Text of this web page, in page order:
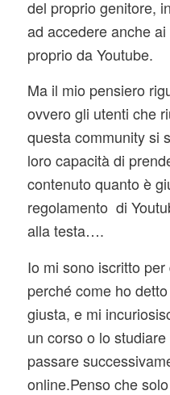
del proprio genitore,
ad accedere anche
proprio da Youtube.
Ma il mio pensiero
ovvero gli utenti che
questa community si
loro capacità di
contenuto quanto è
regolamento di
alla testa….
Io mi sono iscritto
perché come ho
giusta, e mi
un corso o lo
passare
online.Penso che